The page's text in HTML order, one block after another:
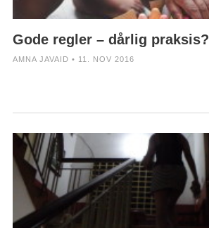
Gode regler – dårlig praksis?
AMNA JAVAID • 11. NOV 2016